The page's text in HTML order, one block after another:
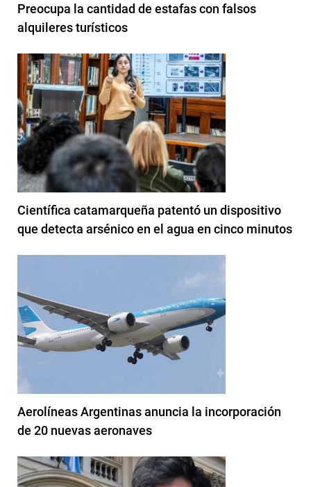
Preocupa la cantidad de estafas con falsos
alquileres turísticos
Científica catamarqueña patentó un dispositivo
que detecta arsénico en el agua en cinco minutos
Aerolíneas Argentinas anuncia la incorporación
de 20 nuevas aeronaves